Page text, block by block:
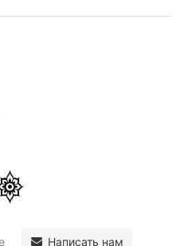
Написать нам